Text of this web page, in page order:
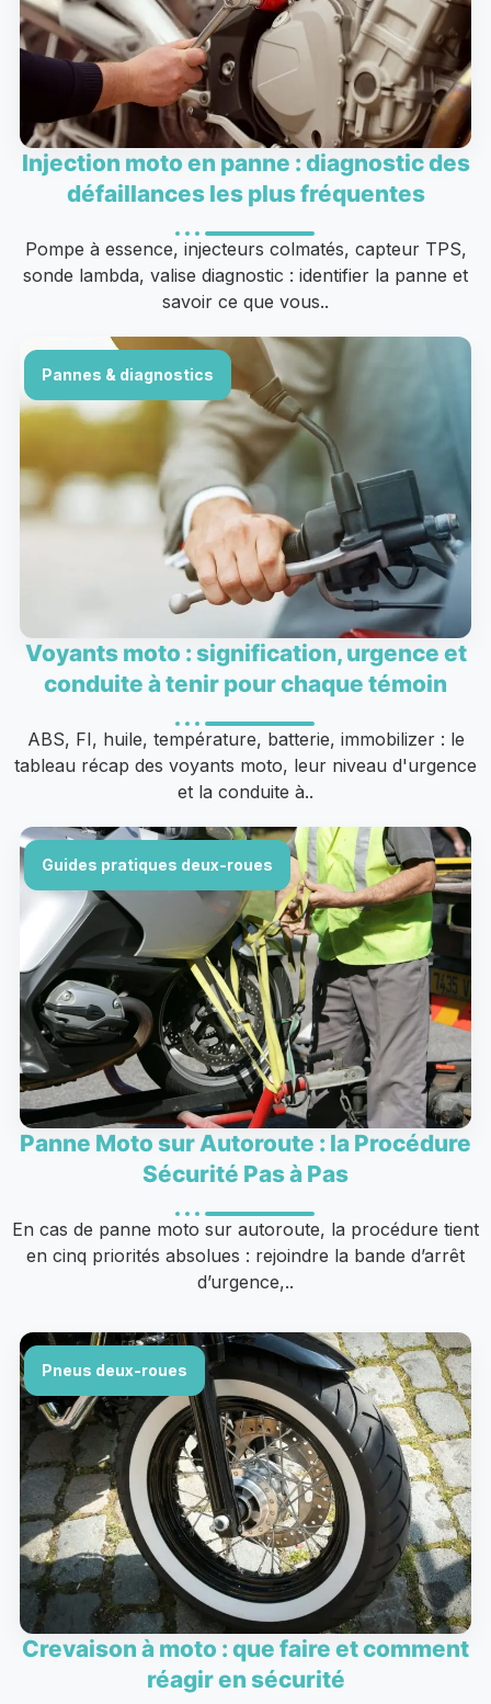
Injection moto en panne : diagnostic des
défaillances les plus fréquentes
Pompe à essence, injecteurs colmatés, capteur TPS,
sonde lambda, valise diagnostic : identifier la panne et
savoir ce que vous..
Pannes & diagnostics
Voyants moto : signification, urgence et
conduite à tenir pour chaque témoin
ABS, FI, huile, température, batterie, immobilizer : le
tableau récap des voyants moto, leur niveau d'urgence
et la conduite à..
Guides pratiques deux-roues
Panne Moto sur Autoroute : la Procédure
Sécurité Pas à Pas
En cas de panne moto sur autoroute, la procédure tient
en cinq priorités absolues : rejoindre la bande d’arrêt
d’urgence,..
Pneus deux-roues
Crevaison à moto : que faire et comment
réagir en sécurité